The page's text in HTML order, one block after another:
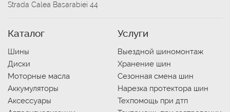
Strada Calea Basarabiei 44
Каталог
Шины
Диски
Моторные масла
Аккумуляторы
Аксессуары
Услуги
Выездной шиномонтаж
Хранение шин
Сезонная смена шин
Нарезка протектора шин
Техпомощь при дтп